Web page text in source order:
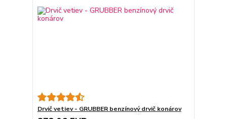
Drvič vetiev - GRUBBER benzínový drvič konárov